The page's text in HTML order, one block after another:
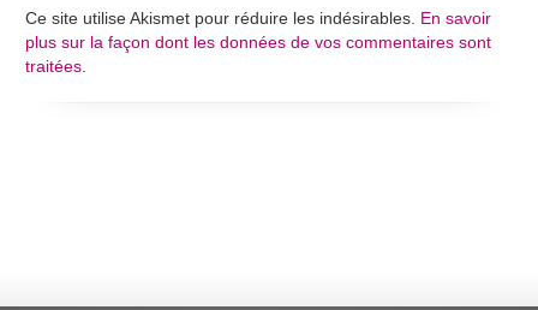
Ce site utilise Akismet pour réduire les indésirables. En savoir
plus sur la façon dont les données de vos commentaires sont
traitées